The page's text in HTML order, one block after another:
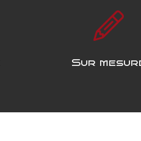
Sur